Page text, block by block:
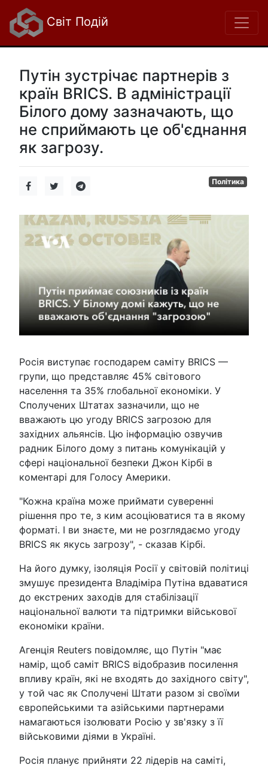
Світ Подій
Путін зустрічає партнерів з
країн BRICS. В адміністрації
Білого дому зазначають, що
не сприймають це об'єднання
як загрозу.
Політика
Росія виступає господарем саміту BRICS —
групи, що представляє 45% світового
населення та 35% глобальної економіки. У
Сполучених Штатах зазначили, що не
вважають цю угоду BRICS загрозою для
західних альянсів. Цю інформацію озвучив
радник Білого дому з питань комунікацій у
сфері національної безпеки Джон Кірбі в
коментарі для Голосу Америки.
"Кожна країна може приймати суверенні
рішення про те, з ким асоціюватися та в якому
форматі. І ви знаєте, ми не розглядаємо угоду
BRICS як якусь загрозу", - сказав Кірбі.
На його думку, ізоляція Росії у світовій політиці
змушує президента Владіміра Путіна вдаватися
до екстрених заходів для стабілізації
національної валюти та підтримки військової
економіки країни.
Агенція Reuters повідомляє, що Путін "має
намір, щоб саміт BRICS відобразив посилення
впливу країн, які не входять до західного світу",
у той час як Сполучені Штати разом зі своїми
європейськими та азійськими партнерами
намагаються ізолювати Росію у зв'язку з її
військовими діями в Україні.
Росія планує прийняти 22 лідерів на саміті,